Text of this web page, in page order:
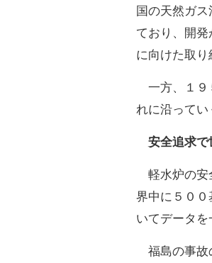
国の天然ガ
ており、開
に向けた取り
一方、１９
れに沿ってい
安全追求で
軽水炉の安
界中に５０
いてデータを
福島の事故